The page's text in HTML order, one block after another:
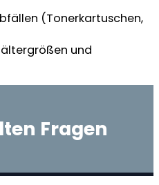
(Tonerkartuschen,
und
Fragen